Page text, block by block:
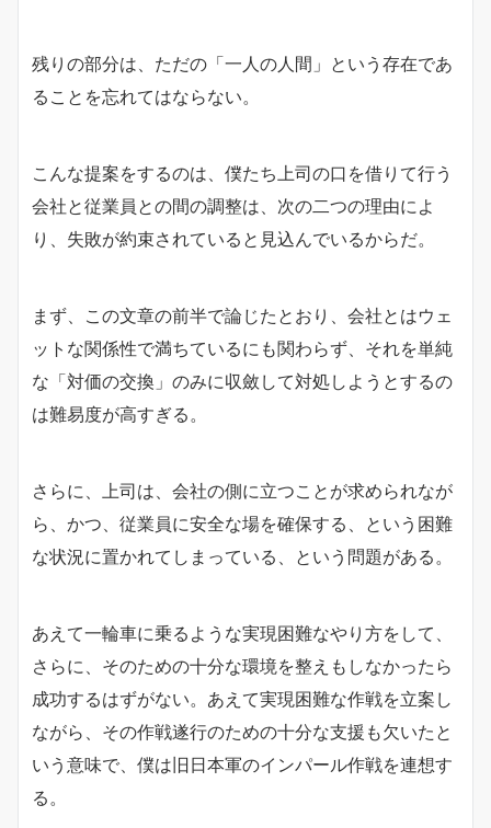
残りの部分は、ただの「一人の人間」という存在であ
ることを忘れてはならない。
こんな提案をするのは、僕たち上司の口を借りて行う
会社と従業員との間の調整は、次の二つの理由によ
り、失敗が約束されていると見込んでいるからだ。
まず、この文章の前半で論じたとおり、会社とはウェ
ットな関係性で満ちているにも関わらず、それを単純
な「対価の交換」のみに収斂して対処しようとするの
は難易度が高すぎる。
さらに、上司は、会社の側に立つことが求められなが
ら、かつ、従業員に安全な場を確保する、という困難
な状況に置かれてしまっている、という問題がある。
あえて一輪車に乗るような実現困難なやり方をして、
さらに、そのための十分な環境を整えもしなかったら
成功するはずがない。あえて実現困難な作戦を立案し
ながら、その作戦遂行のための十分な支援も欠いたと
いう意味で、僕は旧日本軍のインパール作戦を連想す
る。